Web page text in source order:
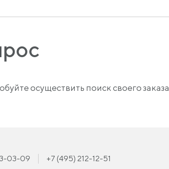
осуществить поиск своего заказа
03-09 +7 (495) 212-12-51